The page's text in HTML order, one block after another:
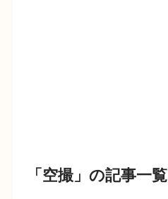
「空撮」の記事一覧